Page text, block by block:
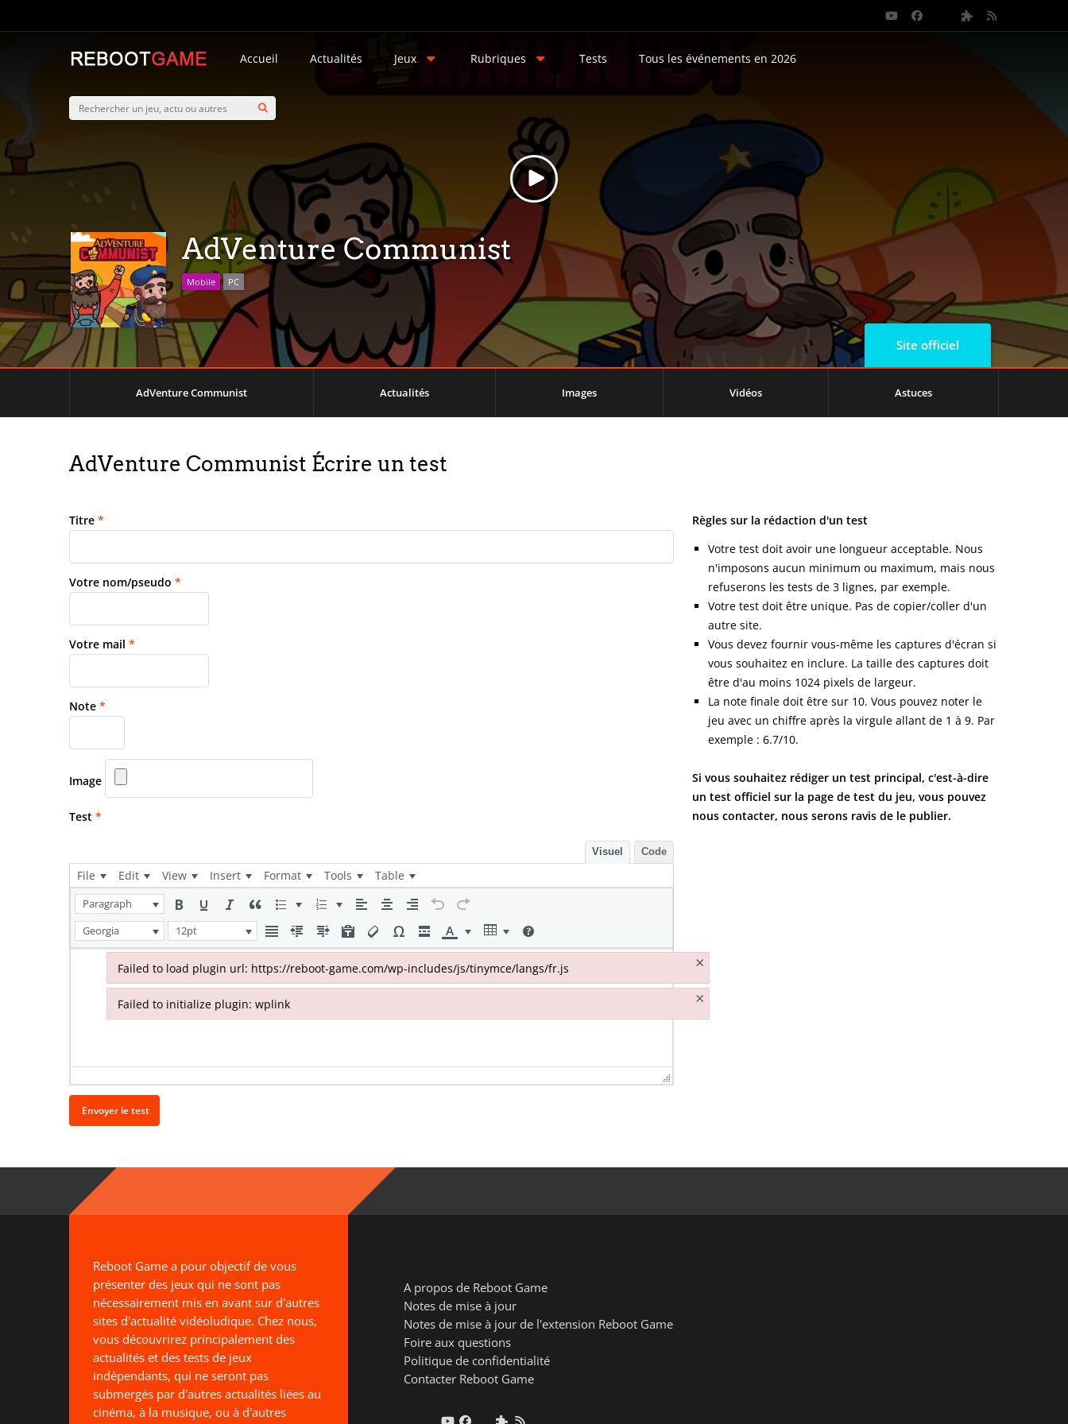
Accueil Actualités Jeux Rubriques Tests Tous les événements en 2026
AdVenture Communist
Mobile PC
Site officiel
AdVenture Communist Actualités Images Vidéos Astuces
AdVenture Communist Écrire un test
Titre *
Votre nom/pseudo *
Votre mail *
Note *
Image
Test *
Visuel Code
File Edit View Insert Format Tools Table
Paragraph
Georgia
12pt
Règles sur la rédaction d'un test
Votre test doit avoir une longueur acceptable. Nous
n'imposons aucun minimum ou maximum, mais nous
refuserons les tests de 3 lignes, par exemple.
Votre test doit être unique. Pas de copier/coller d'un
autre site.
Vous devez fournir vous-même les captures d'écran si
vous souhaitez en inclure. La taille des captures doit
être d'au moins 1024 pixels de largeur.
La note finale doit être sur 10. Vous pouvez noter le
jeu avec un chiffre après la virgule allant de 1 à 9. Par
exemple : 6.7/10.
Si vous souhaitez rédiger un test principal, c'est-à-dire
un test officiel sur la page de test du jeu, vous pouvez
nous contacter, nous serons ravis de le publier.
Reboot Game a pour objectif de vous
présenter des jeux qui ne sont pas
nécessairement mis en avant sur d'autres
sites d'actualité vidéoludique. Chez nous,
vous découvrirez principalement des
actualités et des tests de jeux
indépendants, qui ne seront pas
submergés par d'autres actualités liées au
cinéma, à la musique, ou à d'autres
A propos de Reboot Game
Notes de mise à jour
Notes de mise à jour de l'extension Reboot Game
Foire aux questions
Politique de confidentialité
Contacter Reboot Game
Failed to load plugin url: https://reboot-game.com/wp-includes/js/tinymce/langs/fr.js ×
Failed to load plugin url: https://reboot-game.com/wp-includes/js/tinymce/langs/fr.js
Failed to initialize plugin: wplink
×
Failed to initialize plugin: wplink